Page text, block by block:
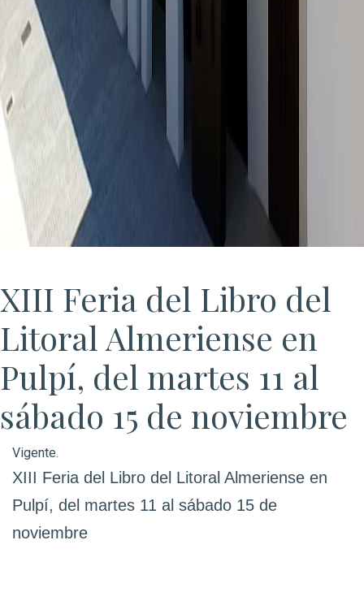
XIII Feria del Libro del
Litoral Almeriense en
Pulpí, del martes 11 al
sábado 15 de noviembre
Vigente.
XIII Feria del Libro del Litoral Almeriense en
Pulpí, del martes 11 al sábado 15 de
noviembre